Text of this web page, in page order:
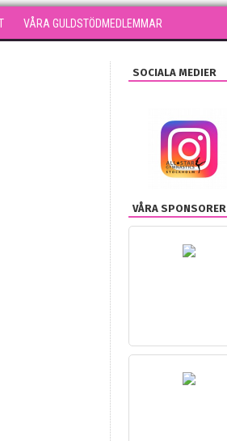
VÅRA GULDSTÖDMEDLEMMAR
SOCIALA MEDIER
VÅRA SPONSORER